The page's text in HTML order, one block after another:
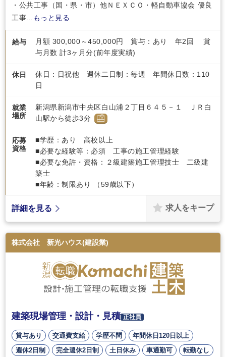
・公共工事（国・県・市）他ＮＥＸＣＯ・軽自動車協会 優良
工事...
もっと見る
給与
月額 300,000～450,000円 賞与：あり 年2回 賞
与月数 計3ヶ月分(前年度実績)
休日
休日：日祝他 週休二日制：毎週 年間休日数：110
日
就業
場所
新潟県新潟市中央区白山浦２丁目６４５－１ ＪＲ白
山駅から徒歩3分
応募
資格
■学歴：あり 高校以上
■必要な経験等：必須 工事の施工管理経験
■必要な免許・資格：２級建築施工管理技士 二級建
築士
■年齢：制限あり （59歳以下）
詳細を見る 求人をキープ
株式会社 新光ハウス(建設業)
建築現場管理・設計・見積 正社員
賞与あり 交通費支給 学歴不問
年間休日120日以上
週休2日制
完全週休2日制 土日休み 車通勤可 転勤なし